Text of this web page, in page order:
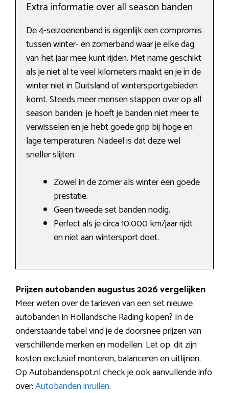
Extra informatie over all season banden
De 4-seizoenenband is eigenlijk een compromis
tussen winter- en zomerband waar je elke dag
van het jaar mee kunt rijden. Met name geschikt
als je niet al te veel kilometers maakt en je in de
winter niet in Duitsland of wintersportgebieden
komt. Steeds meer mensen stappen over op all
season banden: je hoeft je banden niet meer te
verwisselen en je hebt goede grip bij hoge en
lage temperaturen. Nadeel is dat deze wel
sneller slijten.
Zowel in de zomer als winter een goede
prestatie.
Geen tweede set banden nodig.
Perfect als je circa 10.000 km/jaar rijdt
en niet aan wintersport doet.
Prijzen autobanden augustus 2026 vergelijken
Meer weten over de tarieven van een set nieuwe
autobanden in Hollandsche Rading kopen? In de
onderstaande tabel vind je de doorsnee prijzen van
verschillende merken en modellen. Let op: dit zijn
kosten exclusief monteren, balanceren en uitlijnen.
Op Autobandenspot.nl check je ook aanvullende info
over:Autobanden inruilen.